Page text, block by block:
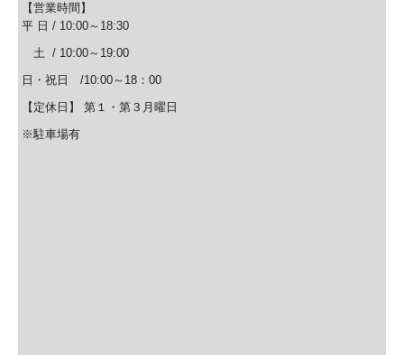
【営業時間】
平 日 / 10:00～18:30
土 / 10:00～19:00
日・祝日 /10:00～18：00
【定休日】 第１・第３月曜日
※駐車場有